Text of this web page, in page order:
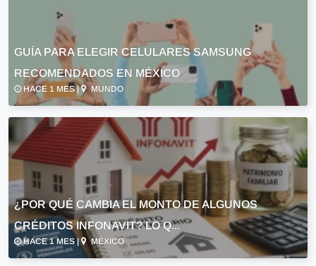
GUÍA PARA ELEGIR CELULARES SAMSUNG
RECOMENDADOS EN MÉXICO
HACE 1 MES | MUNDO
¿POR QUÉ CAMBIA EL MONTO DE ALGUNOS
CRÉDITOS INFONAVIT? LO Q...
HACE 1 MES | MÉXICO